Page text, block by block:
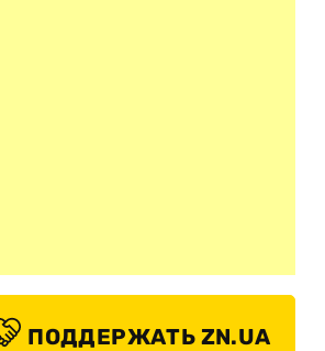
ПОДДЕРЖАТЬ ZN.UA